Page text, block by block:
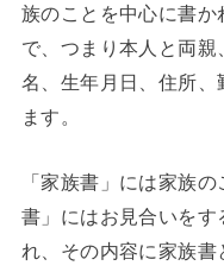
族のことを中心に書か
で、つまり本人と両
名、生年月日、住所、
ます。
「家族書」には家族
書」にはお見合いを
れ、その内容に家族